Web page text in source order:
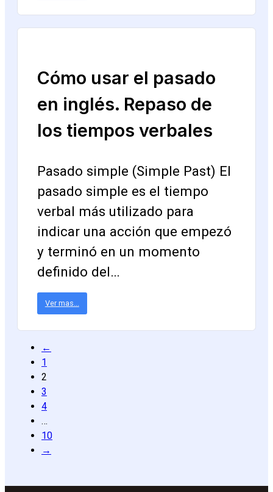
Cómo usar el pasado
en inglés. Repaso de
los tiempos verbales
Pasado simple (Simple Past) El
pasado simple es el tiempo
verbal más utilizado para
indicar una acción que empezó
y terminó en un momento
definido del…
Ver mas...
←
1
2
3
4
…
10
→